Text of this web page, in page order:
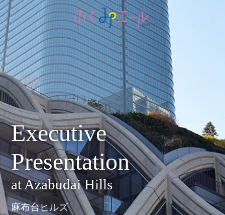
Executive
Presentation
at Azabudai Hills
麻布台ヒルズ